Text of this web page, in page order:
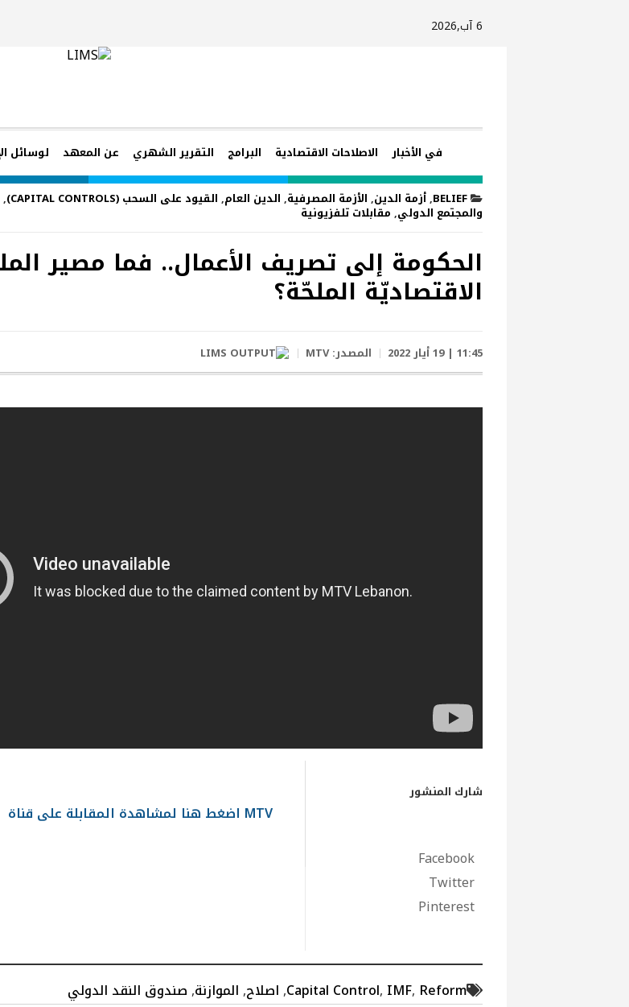
6 آب,2026
في الأخبار الاصلاحات الاقتصادية البرامج التقرير الشهري عن المعهد لوسائل
BELIEF
,أزمة الدين, الأزمة المصرفية, الدين العام, القيود على السحب (CAPITAL CONTROLS) ,
والمجتمع الدولي, مقابلات تلفزيونية
الحكومة إلى تصريف الأعمال.. فما مصير
الاقتصاديّة الملحّة؟
11:45 | 19 أيار 2022 المصدر:MTV
شارك المنشور
Facebook
Twitter
Pinterest
MTV اضغط هنا لمشاهدة المقابلة على قناة
Capital Control, IMF, Reform
,اصلاح,الموازنة,صندوق النقد الدولي